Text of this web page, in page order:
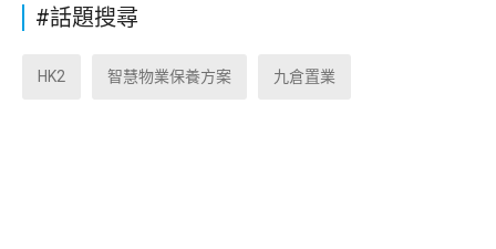
#話題搜尋
HK2 智慧物業保養方案 九倉置業